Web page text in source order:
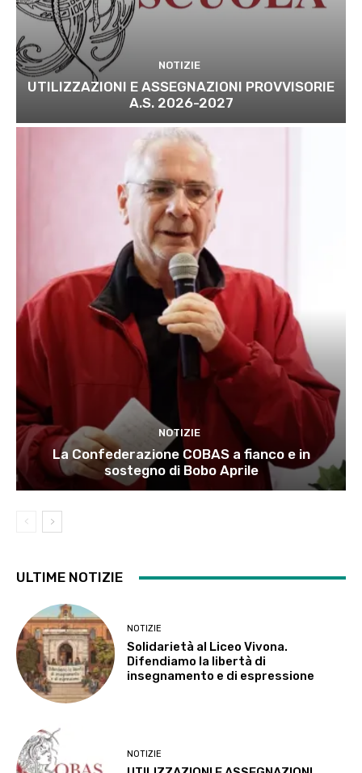
NOTIZIE
UTILIZZAZIONI E ASSEGNAZIONI PROVVISORIE
A.S. 2026-2027
NOTIZIE
La Confederazione COBAS a fianco e in
sostegno di Bobo Aprile
ULTIME NOTIZIE
NOTIZIE
Solidarietà al Liceo Vivona.
Difendiamo la libertà di
insegnamento e di espressione
NOTIZIE